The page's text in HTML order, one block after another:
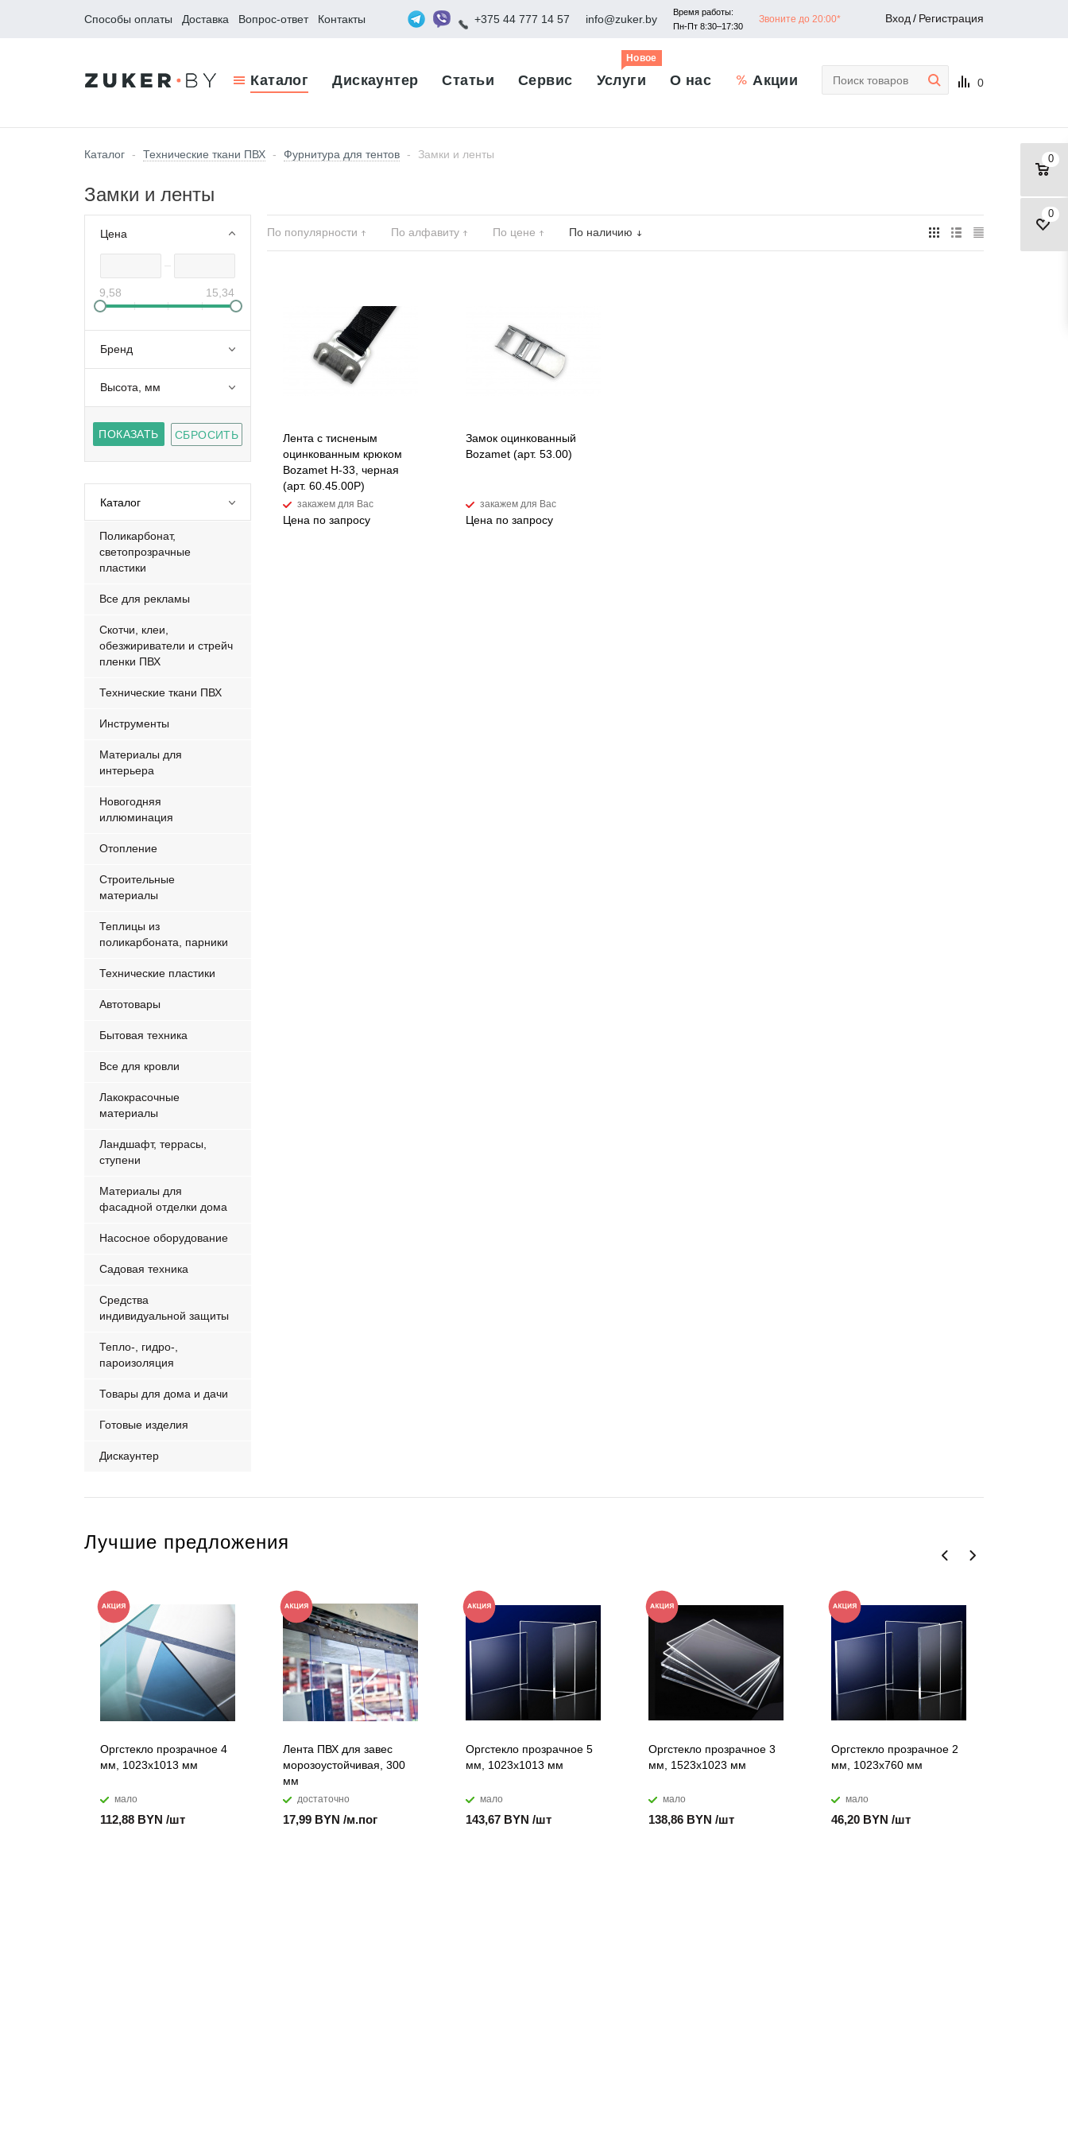
Способы оплаты Доставка Вопрос-ответ Контакты +375 44 777 14 57 info@zuker.by
Время работы:
Пн-Пт 8:30–17:30
Звоните до 20:00* Вход / Регистрация
Каталог Дискаунтер Статьи Сервис Услуги
Новое
О нас Акции 0
0
0
Каталог - Технические ткани ПВХ - Фурнитура для тентов - Замки и ленты
Замки и ленты
Цена
9,58 15,34
Бренд
Высота, мм
Каталог
Поликарбонат,
светопрозрачные
пластики
Все для рекламы
Скотчи, клеи,
обезжириватели и стрейч
пленки ПВХ
Технические ткани ПВХ
Инструменты
Материалы для
интерьера
Новогодняя
иллюминация
Отопление
Строительные
материалы
Теплицы из
поликарбоната, парники
Технические пластики
Автотовары
Бытовая техника
Все для кровли
Лакокрасочные
материалы
Ландшафт, террасы,
ступени
Материалы для
фасадной отделки дома
Насосное оборудование
Садовая техника
Средства
индивидуальной защиты
Тепло-, гидро-,
пароизоляция
Товары для дома и дачи
Готовые изделия
Дискаунтер
По популярности По алфавиту По цене По наличию
Лента с тисненым
оцинкованным крюком
Bozamet Н-33, черная
(арт. 60.45.00Р)
закажем для Вас
Цена по запросу
Замок оцинкованный
Bozamet (арт. 53.00)
закажем для Вас
Цена по запросу
Лучшие предложения
Оргстекло прозрачное 4
мм, 1023x1013 мм
мало
112,88 BYN /шт
Лента ПВХ для завес
морозоустойчивая, 300
мм
достаточно
17,99 BYN /м.пог
Оргстекло прозрачное 5
мм, 1023x1013 мм
мало
143,67 BYN /шт
Оргстекло прозрачное 3
мм, 1523х1023 мм
мало
138,86 BYN /шт
Оргстекло прозрачное 2
мм, 1023х760 мм
мало
46,20 BYN /шт